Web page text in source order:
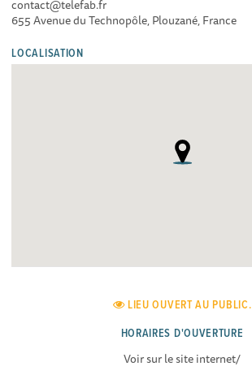
contact@telefab.fr
655 Avenue du Technopôle, Plouzané, France
LOCALISATION
LIEU OUVERT AU PUBLIC.
HORAIRES D'OUVERTURE
Voir sur le site internet/